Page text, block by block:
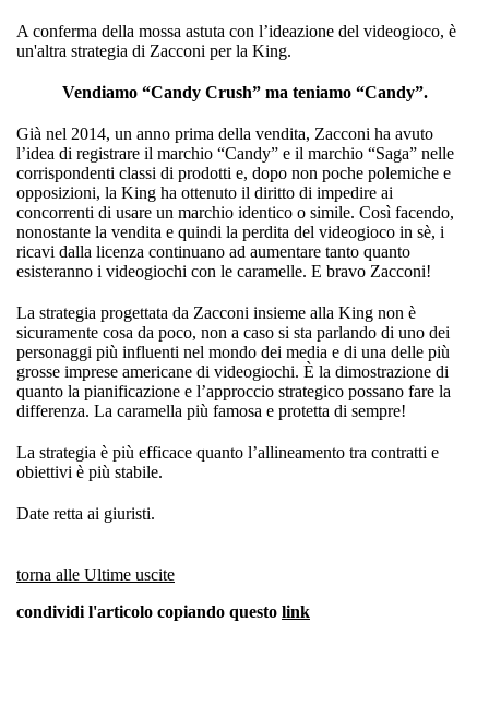
A conferma della mossa astuta con l’ideazione del videogioco, è
un'altra strategia di Zacconi per la King.
Vendiamo “Candy Crush” ma teniamo “Candy”.
Già nel 2014, un anno prima della vendita, Zacconi ha avuto
l’idea di registrare il marchio “Candy” e il marchio “Saga” nelle
corrispondenti classi di prodotti e, dopo non poche polemiche e
opposizioni, la King ha ottenuto il diritto di impedire ai
concorrenti di usare un marchio identico o simile. Così facendo,
nonostante la vendita e quindi la perdita del videogioco in sè, i
ricavi dalla licenza continuano ad aumentare tanto quanto
esisteranno i videogiochi con le caramelle. E bravo Zacconi!
La strategia progettata da Zacconi insieme alla King non è
sicuramente cosa da poco, non a caso si sta parlando di uno dei
personaggi più influenti nel mondo dei media e di una delle più
grosse imprese americane di videogiochi. È la dimostrazione di
quanto la pianificazione e l’approccio strategico possano fare la
differenza. La caramella più famosa e protetta di sempre!
La strategia è più efficace quanto l’allineamento tra contratti e
obiettivi è più stabile.
Date retta ai giuristi.
torna alle Ultime uscite
condividi l'articolo copiando questo link